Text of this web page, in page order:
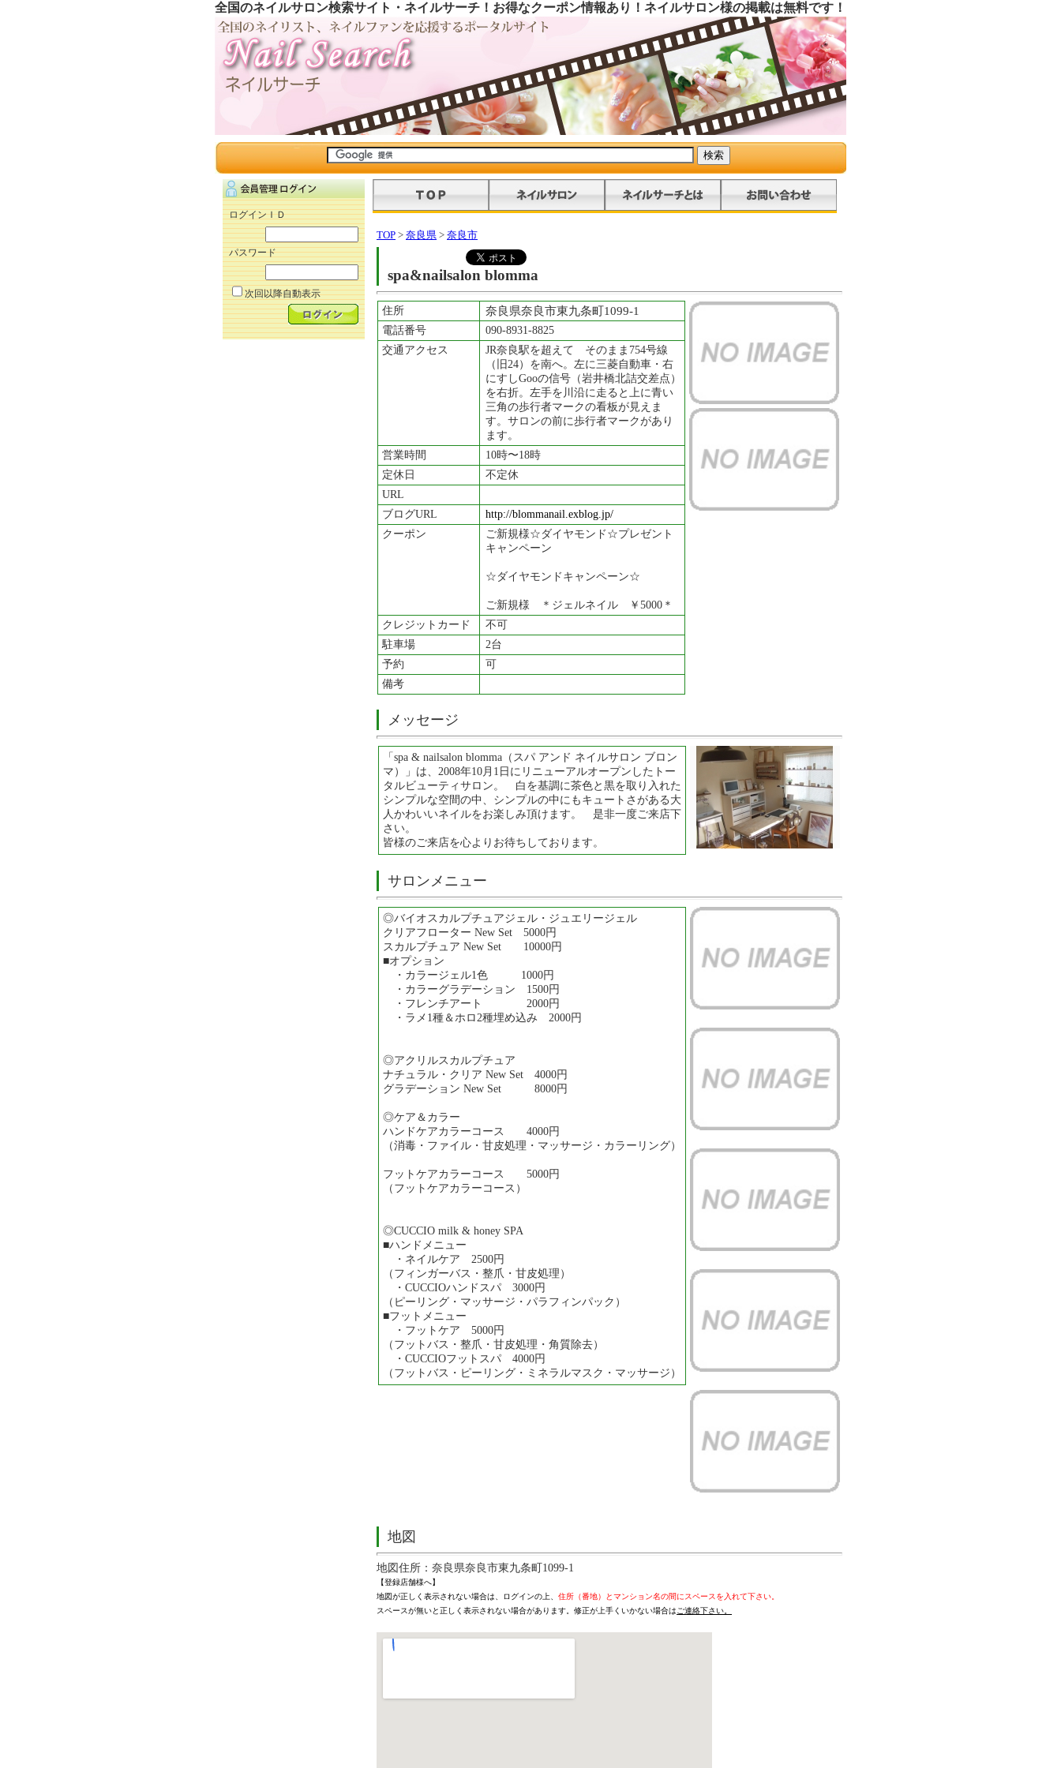
全国のネイルサロン検索サイト・ネイルサーチ！お得なクーポン情報あり！ネイルサロン様の掲載は無料です！
ログインＩＤ
パスワード
次回以降自動表示
TOP > 奈良県 > 奈良市
spa&nailsalon blomma
住所 奈良県奈良市東九条町1099-1
電話番号
090-8931-8825
交通アクセス
JR奈良駅を超えて そのまま754号線
（旧24）を南へ。左に三菱自動車・右
にすしGooの信号（岩井橋北詰交差点）
を右折。左手を川沿に走ると上に青い
三角の歩行者マークの看板が見えま
す。サロンの前に歩行者マークがあり
ます。
営業時間
10時〜18時
定休日
不定休
URL
ブログURL
http://blommanail.exblog.jp/
クーポン
ご新規様☆ダイヤモンド☆プレゼント
キャンペーン
☆ダイヤモンドキャンペーン☆
ご新規様 ＊ジェルネイル ￥5000＊
クレジットカード
不可
駐車場
2台
予約
可
備考
メッセージ
「spa & nailsalon blomma（スパ アンド ネイルサロン ブロン
マ）」は、2008年10月1日にリニューアルオープンしたトー
タルビューティサロン。 白を基調に茶色と黒を取り入れた
シンプルな空間の中、シンプルの中にもキュートさがある大
人かわいいネイルをお楽しみ頂けます。 是非一度ご来店下
さい。
皆様のご来店を心よりお待ちしております。
サロンメニュー
◎バイオスカルプチュアジェル・ジュエリージェル
クリアフローター New Set 5000円
スカルプチュア New Set 10000円
■オプション
・カラージェル1色 1000円
・カラーグラデーション 1500円
・フレンチアート 2000円
・ラメ1種＆ホロ2種埋め込み 2000円
◎アクリルスカルプチュア
ナチュラル・クリア New Set 4000円
グラデーション New Set 8000円
◎ケア＆カラー
ハンドケアカラーコース 4000円
（消毒・ファイル・甘皮処理・マッサージ・カラーリング）
フットケアカラーコース 5000円
（フットケアカラーコース）
◎CUCCIO milk & honey SPA
■ハンドメニュー
・ネイルケア 2500円
（フィンガーバス・整爪・甘皮処理）
・CUCCIOハンドスパ 3000円
（ピーリング・マッサージ・パラフィンパック）
■フットメニュー
・フットケア 5000円
（フットバス・整爪・甘皮処理・角質除去）
・CUCCIOフットスパ 4000円
（フットバス・ピーリング・ミネラルマスク・マッサージ）
地図
地図住所：奈良県奈良市東九条町1099-1
【登録店舗様へ】
地図が正しく表示されない場合は、ログインの上、 住所（番地）とマンション名の間にスペースを入れて下さい。
スペースが無いと正しく表示されない場合があります。修正が上手くいかない場合は ご連絡下さい。